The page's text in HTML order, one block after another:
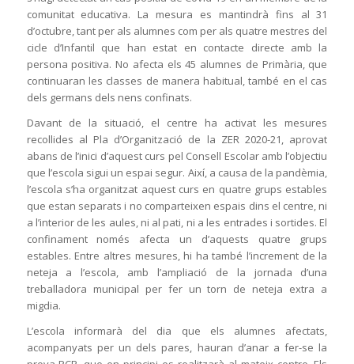
comunitat educativa. La mesura es mantindrà fins al 31
d’octubre, tant per als alumnes com per als quatre mestres del
cicle d’Infantil que han estat en contacte directe amb la
persona positiva. No afecta els 45 alumnes de Primària, que
continuaran les classes de manera habitual, també en el cas
dels germans dels nens confinats.
Davant de la situació, el centre ha activat les mesures
recollides al Pla d’Organització de la ZER 2020-21, aprovat
abans de l’inici d’aquest curs pel Consell Escolar amb l’objectiu
que l’escola sigui un espai segur. Així, a causa de la pandèmia,
l’escola s’ha organitzat aquest curs en quatre grups estables
que estan separats i no comparteixen espais dins el centre, ni
a l’interior de les aules, ni al pati, ni a les entrades i sortides. El
confinament només afecta un d’aquests quatre grups
estables. Entre altres mesures, hi ha també l’increment de la
neteja a l’escola, amb l’ampliació de la jornada d’una
treballadora municipal per fer un torn de neteja extra a
migdia.
L’escola informarà del dia que els alumnes afectats,
acompanyats per un dels pares, hauran d’anar a fer-se la